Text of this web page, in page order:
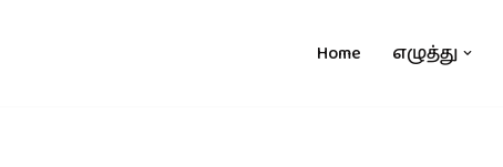
Home எழுத்து